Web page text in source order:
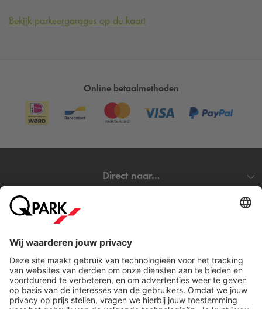
Bekijk parkeergarages op de kaart
Online betaalmethoden
Direct naar...